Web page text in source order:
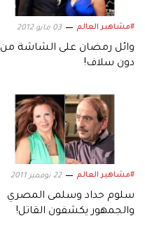
#مشاهير العالم 03 مايو 2012
وائل رمضان على الشاشة من
دون سلاف!
#مشاهير العالم 22 نوفمبر 2011
سلوم حداد وسلمى المصري
والجمهور يكشفون القاتل!